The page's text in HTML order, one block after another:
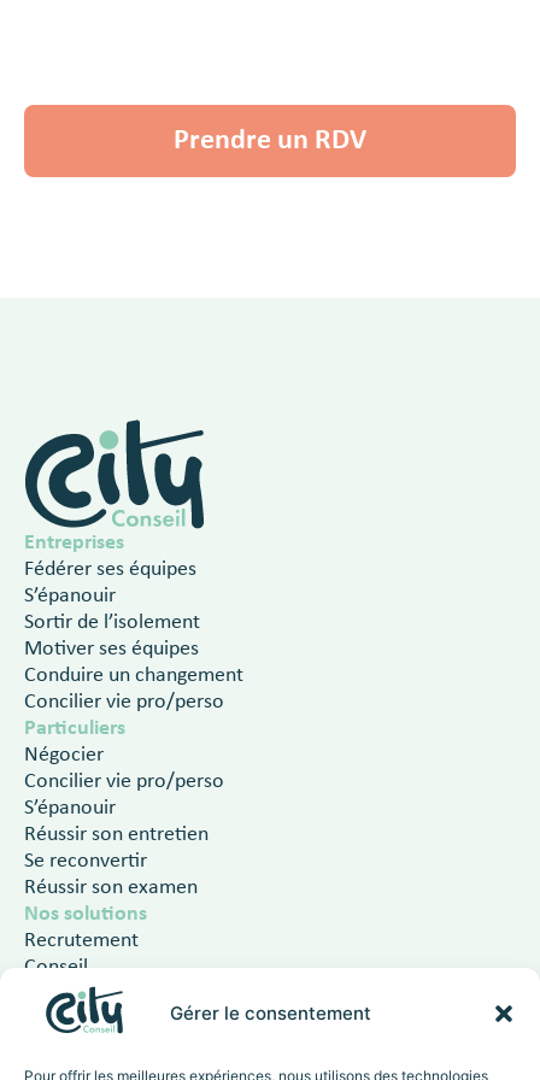
Gérer le consentement
Pour offrir les meilleures expériences, nous utilisons des technologies
Prendre un RDV
Entreprises
Fédérer ses équipes
S’épanouir
Sortir de l’isolement
Motiver ses équipes
Conduire un changement
Concilier vie pro/perso
Particuliers
Négocier
Concilier vie pro/perso
S’épanouir
Réussir son entretien
Se reconvertir
Réussir son examen
Nos solutions
Recrutement
Conseil
Formations
Coaching
L’équipe